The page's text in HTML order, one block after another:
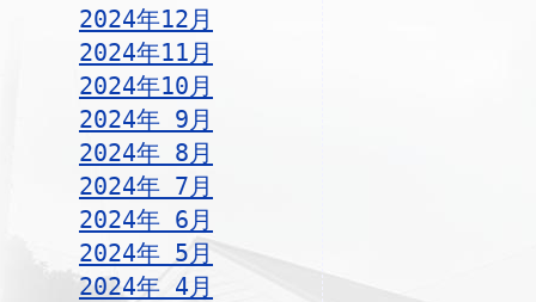
2024年12月
2024年11月
2024年10月
2024年 9月
2024年 8月
2024年 7月
2024年 6月
2024年 5月
2024年 4月